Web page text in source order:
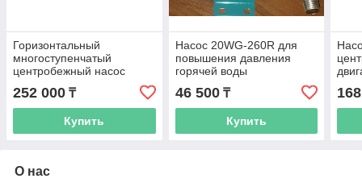
Горизонтальный
многоступенчатый
центробежный насос
SHIMGE BWJ4-3, 23.5м,
4м3/час
252 000 ₸
Купить
Насос 20WG-260R для
повышения давления
горячей воды
46 500₸
Купить
О нас